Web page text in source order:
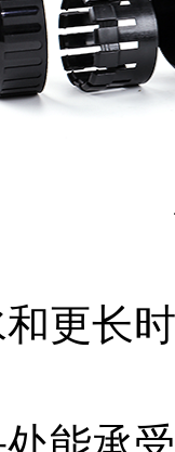
更长